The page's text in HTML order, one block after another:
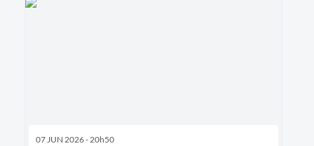
07 JUN 2026 - 20h50